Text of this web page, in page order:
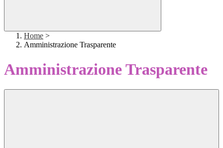
Home >
Amministrazione Trasparente
Amministrazione Trasparente